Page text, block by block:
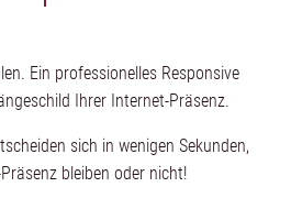
Ein professionelles Responsive
Ihrer Internet-Präsenz.
sich in wenigen Sekunden,
bleiben oder nicht!